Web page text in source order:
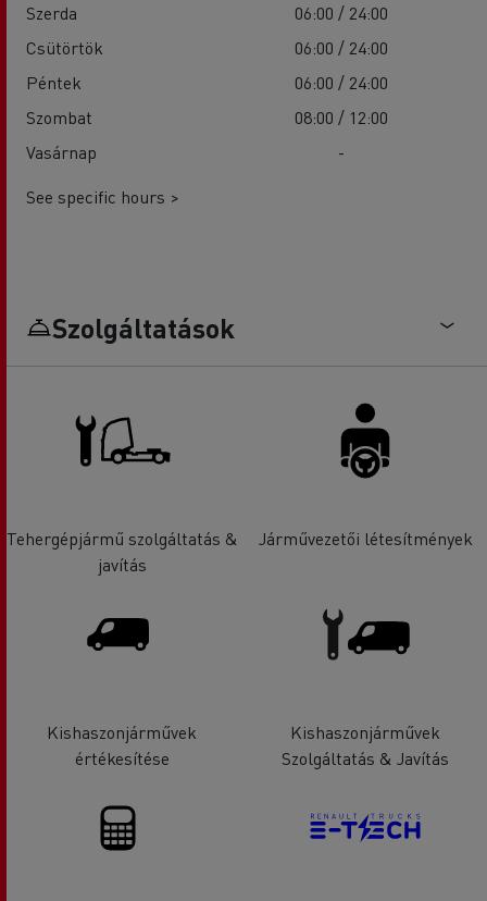
Szerda
06:00 / 24:00
Csütörtök
06:00 / 24:00
Péntek
06:00 / 24:00
Szombat
08:00 / 12:00
Vasárnap
-
See specific hours >
Szolgáltatások
Tehergépjármű szolgáltatás &
javítás
Járművezetői létesítmények
Kishaszonjárművek
értékesítése
Kishaszonjárművek
Szolgáltatás & Javítás